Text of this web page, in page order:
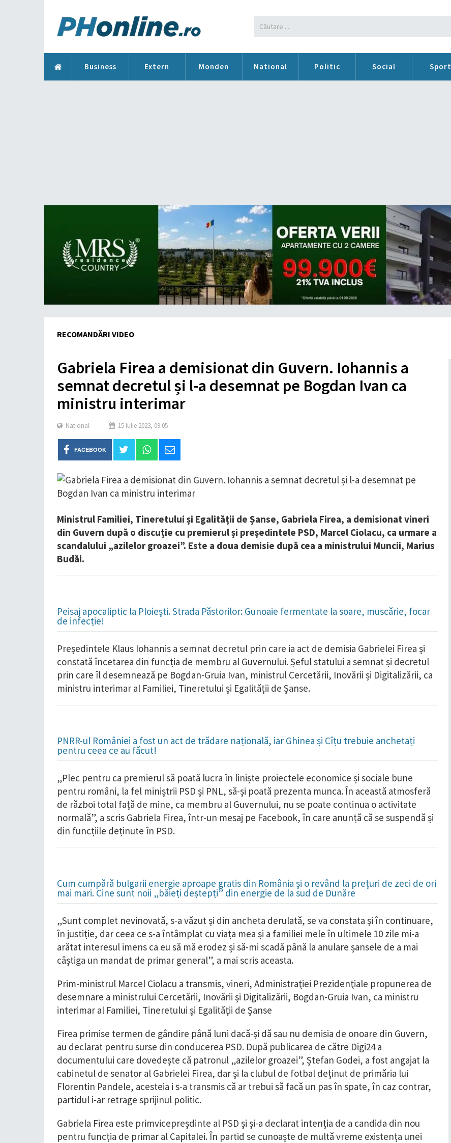
Business Extern Monden National Politic Social Sport
RECOMANDĂRI VIDEO
Gabriela Firea a demisionat din Guvern. Iohannis a
semnat decretul și l-a desemnat pe Bogdan Ivan ca
ministru interimar
National 15 Iulie 2023, 09:05
FACEBOOK
Ministrul Familiei, Tineretului și Egalității de Șanse, Gabriela Firea, a demisionat vineri
din Guvern după o discuție cu premierul și președintele PSD, Marcel Ciolacu, ca urmare a
scandalului „azilelor groazei”. Este a doua demisie după cea a ministrului Muncii, Marius
Budăi.
Peisaj apocaliptic la Ploiești. Strada Păstorilor: Gunoaie fermentate la soare, muscărie, focar
de infecție!
Președintele Klaus Iohannis a semnat decretul prin care ia act de demisia Gabrielei Firea și
constată încetarea din funcția de membru al Guvernului. Șeful statului a semnat și decretul
prin care îl desemnează pe Bogdan-Gruia Ivan, ministrul Cercetării, Inovării și Digitalizării, ca
ministru interimar al Familiei, Tineretului și Egalității de Șanse.
PNRR-ul României a fost un act de trădare națională, iar Ghinea și Cîțu trebuie anchetați
pentru ceea ce au făcut!
„Plec pentru ca premierul să poată lucra în liniște proiectele economice și sociale bune
pentru români, la fel miniștrii PSD și PNL, să-și poată prezenta munca. În această atmosferă
de război total față de mine, ca membru al Guvernului, nu se poate continua o activitate
normală”, a scris Gabriela Firea, într-un mesaj pe Facebook, în care anunță că se suspendă și
din funcțiile deținute în PSD.
Cum cumpără bulgarii energie aproape gratis din România și o revând la prețuri de zeci de ori
mai mari. Cine sunt noii „băieți deștepți” din energie de la sud de Dunăre
„Sunt complet nevinovată, s-a văzut și din ancheta derulată, se va constata și în continuare,
în justiție, dar ceea ce s-a întâmplat cu viața mea și a familiei mele în ultimele 10 zile mi-a
arătat interesul imens ca eu să mă erodez și să-mi scadă până la anulare șansele de a mai
câștiga un mandat de primar general”, a mai scris aceasta.
Prim-ministrul Marcel Ciolacu a transmis, vineri, Administraţiei Prezidenţiale propunerea de
desemnare a ministrului Cercetării, Inovării şi Digitalizării, Bogdan-Gruia Ivan, ca ministru
interimar al Familiei, Tineretului şi Egalităţii de Şanse
Firea primise termen de gândire până luni dacă-și dă sau nu demisia de onoare din Guvern,
au declarat pentru surse din conducerea PSD. După publicarea de către Digi24 a
documentului care dovedește că patronul „azilelor groazei”, Ștefan Godei, a fost angajat la
cabinetul de senator al Gabrielei Firea, dar și la clubul de fotbal deținut de primăria lui
Florentin Pandele, acesteia i s-a transmis că ar trebui să facă un pas în spate, în caz contrar,
partidul i-ar retrage sprijinul politic.
Gabriela Firea este primvicepreșdinte al PSD și și-a declarat intenția de a candida din nou
pentru funcția de primar al Capitalei. În partid se cunoaște de multă vreme existența unei